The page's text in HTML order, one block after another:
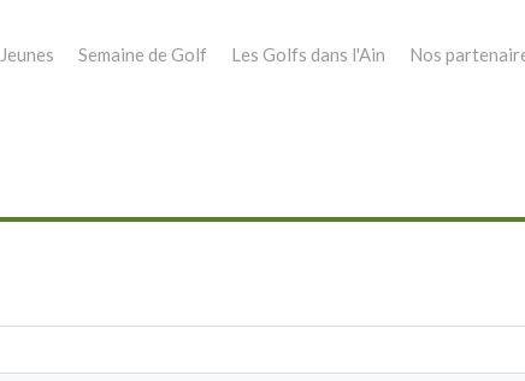
Jeunes Semaine de Golf Les Golfs dans l'Ain Nos